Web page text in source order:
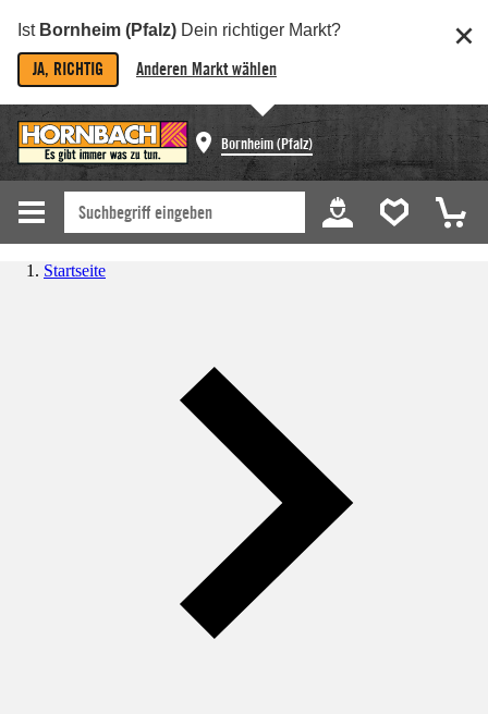
Ist Bornheim (Pfalz) Dein richtiger Markt?
JA, RICHTIG Anderen Markt wählen
Bornheim (Pfalz)
Startseite